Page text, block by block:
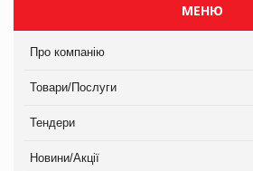
МЕНЮ
Про компанію
Товари/Послуги
Тендери
Новини/Акції